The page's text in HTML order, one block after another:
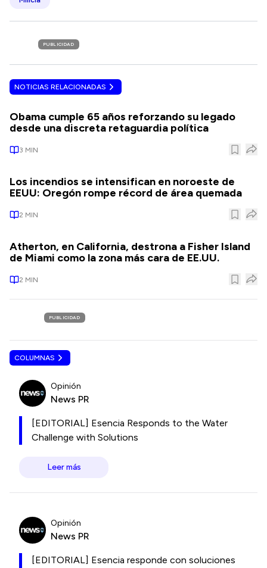
PUBLICIDAD
NOTICIAS RELACIONADAS
Obama cumple 65 años reforzando su legado
desde una discreta retaguardia política
3 MIN
Los incendios se intensifican en noroeste de
EEUU: Oregón rompe récord de área quemada
2 MIN
Atherton, en California, destrona a Fisher Island
de Miami como la zona más cara de EE.UU.
2 MIN
PUBLICIDAD
COLUMNAS
Opinión
News PR
[EDITORIAL] Esencia Responds to the Water
Challenge with Solutions
Leer más
Opinión
News PR
[EDITORIAL] Esencia responde con soluciones